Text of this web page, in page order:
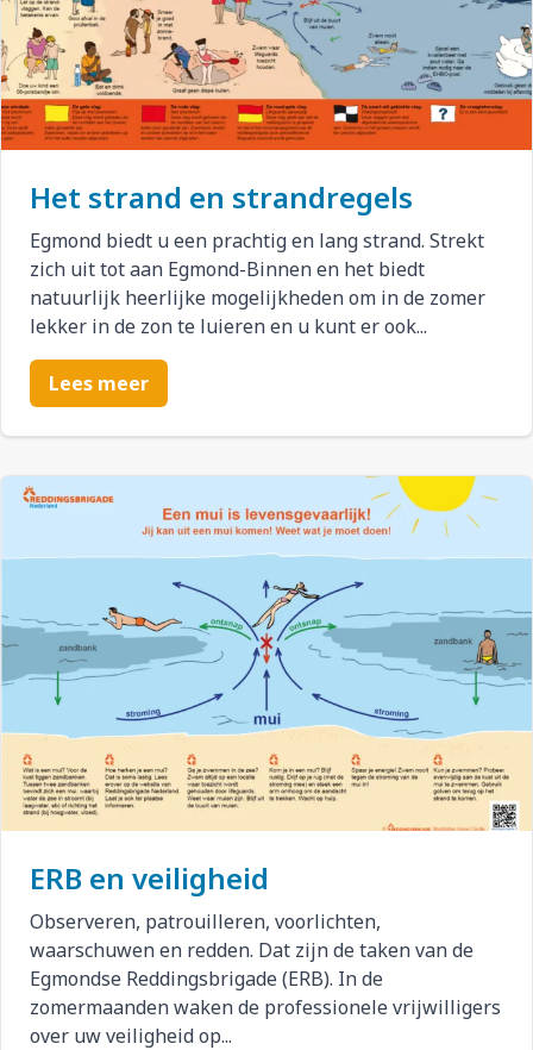
Het strand en strandregels
Egmond biedt u een prachtig en lang strand. Strekt
zich uit tot aan Egmond-Binnen en het biedt
natuurlijk heerlijke mogelijkheden om in de zomer
lekker in de zon te luieren en u kunt er ook...
Lees meer
ERB en veiligheid
Observeren, patrouilleren, voorlichten,
waarschuwen en redden. Dat zijn de taken van de
Egmondse Reddingsbrigade (ERB). In de
zomermaanden waken de professionele vrijwilligers
over uw veiligheid op...